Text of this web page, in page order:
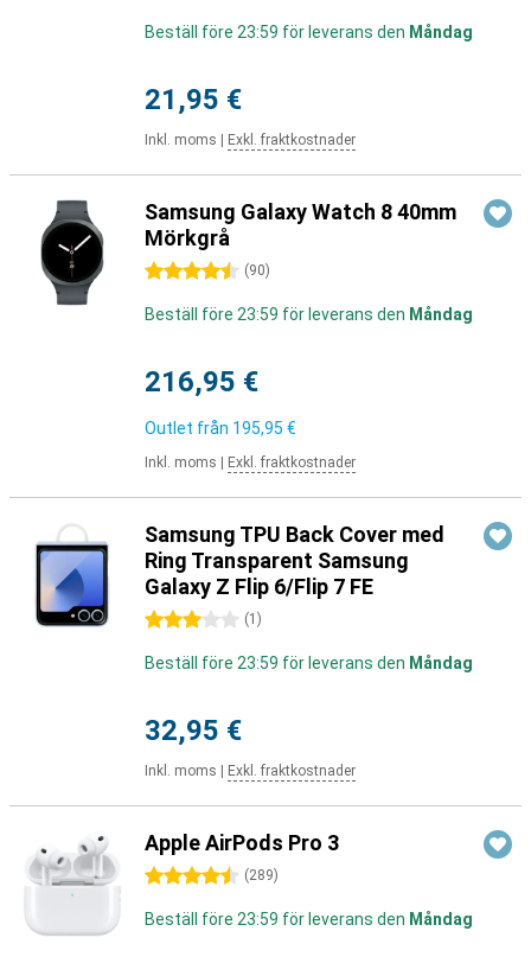
Beställ före 23:59 för leverans den Måndag
21,95 €
Inkl. moms Exkl. fraktkostnader
Samsung Galaxy Watch 8 40mm
Mörkgrå
4.5 stjärnor (90)
Beställ före 23:59 för leverans den Måndag
216,95 €
Outlet från 195,95 €
Inkl. moms Exkl. fraktkostnader
Samsung TPU Back Cover med
Ring Transparent Samsung
Galaxy Z Flip 6/Flip 7 FE
3 stjärnor (1 )
Beställ före 23:59 för leverans den Måndag
32,95 €
Inkl. moms Exkl. fraktkostnader
Apple AirPods Pro 3
4.5 stjärnor (289)
Beställ före 23:59 för leverans den Måndag